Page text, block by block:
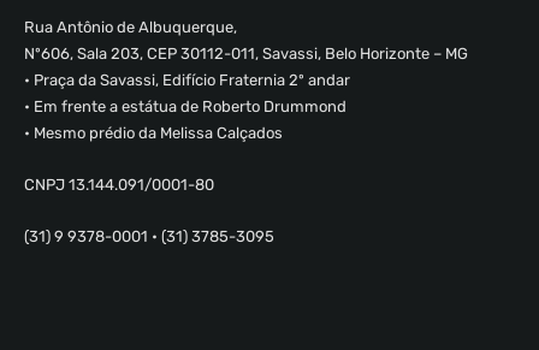
Rua Antônio de Albuquerque,
Nº606, Sala 203, CEP 30112-011, Savassi, Belo Horizonte – MG
• Praça da Savassi, Edifício Fraternia 2º andar
• Em frente a estátua de Roberto Drummond
• Mesmo prédio da Melissa Calçados
CNPJ 13.144.091/0001-80
(31) 9 9378-0001 • (31) 3785-3095